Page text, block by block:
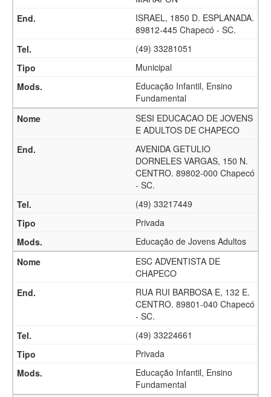
ISRAEL, 1850 D. ESPLANADA.
89812-445 Chapecó - SC.
(49) 33281051
Municipal
Educação Infantil, Ensino
Fundamental
SESI EDUCACAO DE JOVENS
E ADULTOS DE CHAPECO
AVENIDA GETULIO
DORNELES VARGAS, 150 N.
CENTRO. 89802-000 Chapecó
- SC.
(49) 33217449
Privada
Educação de Jovens Adultos
ESC ADVENTISTA DE
CHAPECO
RUA RUI BARBOSA E, 132 E.
CENTRO. 89801-040 Chapecó
- SC.
(49) 33224661
Privada
Educação Infantil, Ensino
Fundamental